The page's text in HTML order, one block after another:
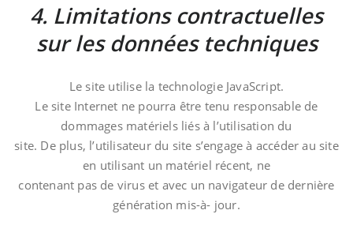
4. Limitations contractuelles
sur les données techniques
Le site utilise la technologie JavaScript.
Le site Internet ne pourra être tenu responsable de
dommages matériels liés à l’utilisation du
site. De plus, l’utilisateur du site s’engage à accéder au site
en utilisant un matériel récent, ne
contenant pas de virus et avec un navigateur de dernière
génération mis-à- jour.